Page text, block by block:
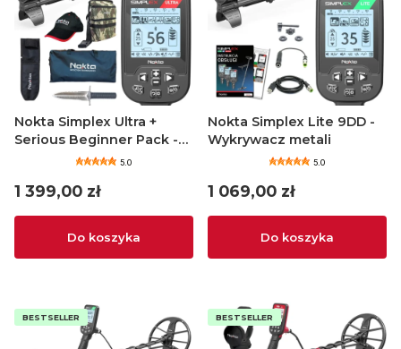
Nokta Simplex Ultra +
Serious Beginner Pack -
Wykrywacz metali
5.0
Cena
1 399,00 zł
Do koszyka
Nokta Simplex Lite 9DD -
Wykrywacz metali
5.0
Cena
1 069,00 zł
Do koszyka
BESTSELLER BESTSELLER